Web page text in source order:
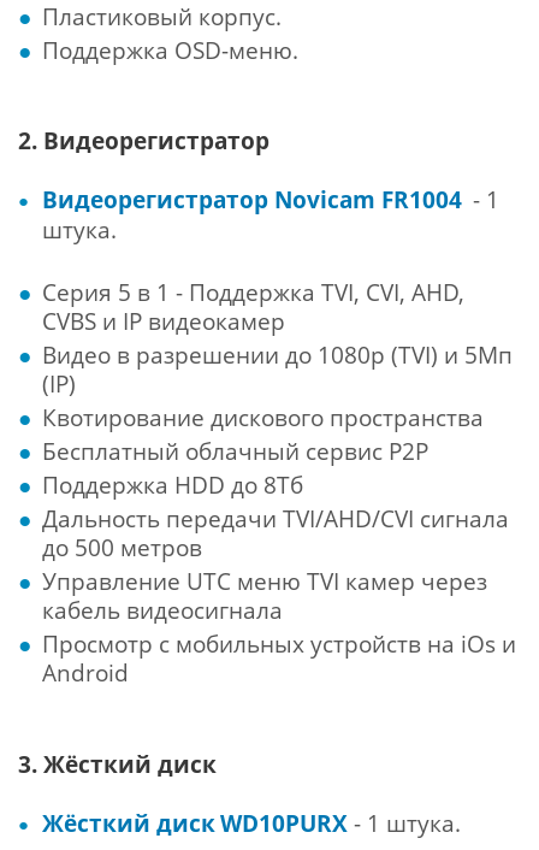
Пластиковый корпус.
Поддержка OSD-меню.
2. Видеорегистратор
Видеорегистратор Novicam FR1004 - 1
штука.
Серия 5 в 1 - Поддержка TVI, CVI, AHD,
CVBS и IP видеокамер
Видео в разрешении до 1080p (TVI) и 5Мп
(IP)
Квотирование дискового пространства
Бесплатный облачный сервис Р2Р
Поддержка HDD до 8Тб
Дальность передачи TVI/AHD/CVI сигнала
до 500 метров
Управление UTC меню TVI камер через
кабель видеосигнала
Просмотр с мобильных устройств на iOs и
Android
3. Жёсткий диск
Жёсткий дискWD10PURX - 1 штука.